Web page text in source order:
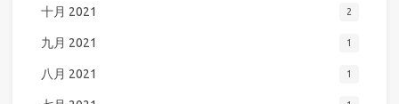
十月 2021 2
九月 2021 1
八月 2021 1